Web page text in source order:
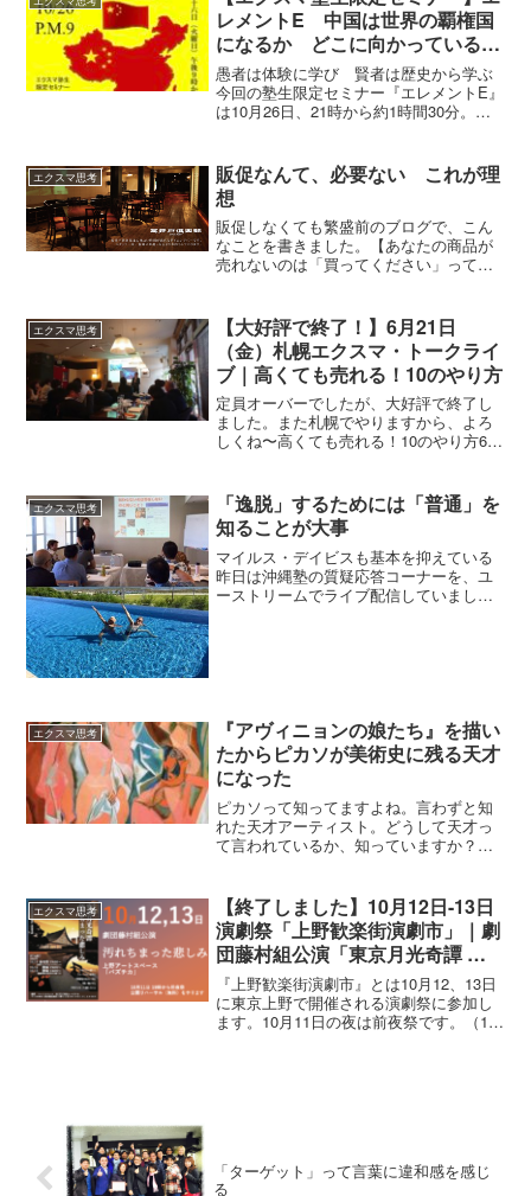
レメントE 中国は世界の覇権国
になるか どこに向かっているの
か
愚者は体験に学び 賢者は歴史から学ぶ
今回の塾生限定セミナー『エレメントE』
は10月26日、21時から約1時間30分。
ていることがあります。未来を予測する
ためには、今...
エクスマ思考
販促なんて、必要ない これが理
想
販促しなくても繁盛前のブログで、こん
なことを書きました。【あなたの商品が
売れないのは「買ってください」って言
売促進なんてしなくてもいいのかもしれ
ないな、って。たとえば、...
エクスマ思考
【大好評で終了！】6月21日
（金）札幌エクスマ・トークライ
ブ｜高くても売れる！10のやり方
定員オーバーでしたが、大好評で終了し
ました。また札幌でやりますから、よろ
しくね〜高くても売れる！10のやり方6月
る！10のやり方エクスマを知らない人、
エクスマセミナー...
エクスマ思考
「逸脱」するためには「普通」を
知ることが大事
マイルス・デイビスも基本を抑えている
昨日は沖縄塾の質疑応答コーナーを、ユ
ーストリームでライブ配信していまし
エクスマ思考
『アヴィニョンの娘たち』を描い
たからピカソが美術史に残る天才
になった
ピカソって知ってますよね。言わずと知
れた天才アーティスト。どうして天才っ
て言われているか、知っていますか？実
だの美術作品じゃないんですよ。絵画界
を揺るがした“革命”と呼...
エクスマ思考
【終了しました】10月12日-13日
演劇祭「上野歓楽街演劇市」｜劇
団藤村組公演「東京月光奇譚 汚
れちまった悲しみ」
『上野歓楽街演劇市』とは10月12、13日
に東京上野で開催される演劇祭に参加し
ます。10月11日の夜は前夜祭です。（11
「ターゲット」って言葉に違和感を感じ
る